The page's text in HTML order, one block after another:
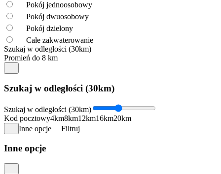
Pokój jednoosobowy
Pokój dwuosobowy
Pokój dzielony
Całe zakwaterowanie
Szukaj w odległości (30km)
Promień do 8 km
Szukaj w odległości (30km)
Szukaj w odległości (30km)
Kod pocztowy4km8km12km16km20km
Inne opcje
Filtruj
Inne opcje